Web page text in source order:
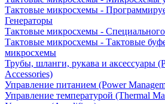
Тактовые микросхемы -
Генераторы
Тактовые микросхемы - Специального
Тактовые микросхемы - Тактовые
микросхемы
Трубы, шланги, рукава и аксессуары
Accessories)
Управление питанием (Power
Управление температурой (Thermal